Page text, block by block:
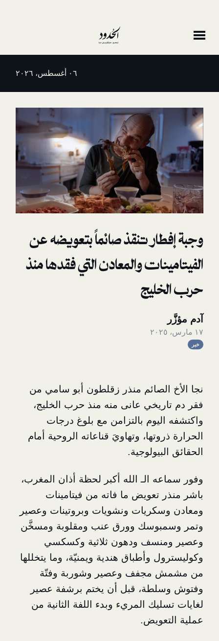
تنقذ صائماً بتعويضه عن
والمعادن التي فقدها منذ
منذر زقلطون أبو سامي من
عانى منه منذ حرب الخليج،
بالتزامن مع بلوغ درجات
وتهاويَ قناعاته الروحية أمام
الـ الله أكبر لحظة أذان المغرب،
تعويض ما فاته من فيتامينات
ونشويات وبروتينات وعصير
وورق عنب ومقلوبة ومسخَّن
ودهون ثلاثية وكسكسي
وأطباق هندية ويمنيّة، وما يتخللها
وعصير وشوربة وفتّة
قبل أن يختم برشفة عصير
المريء وبدء اللفة الثانية من